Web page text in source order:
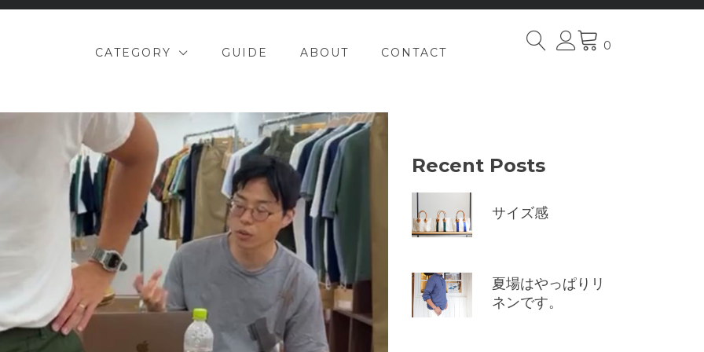
CATEGORY GUIDE ABOUT CONTACT 0
Recent Posts
サイズ感
夏場はやっぱりリ
ネンです。